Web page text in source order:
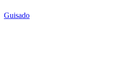
Guisado